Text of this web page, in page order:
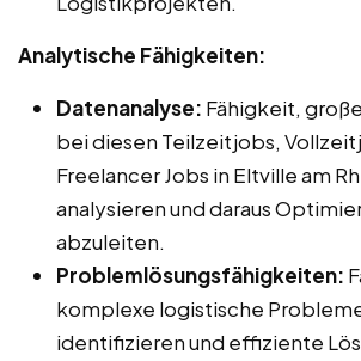
Analytische Fähigkeiten:
Datenanalyse: Fähigkeit,
bei diesen Teilzeitjobs,
Freelancer Jobs in Eltville am
analysieren und daraus
abzuleiten.
Problemlösungsfähigkeiten:
komplexe logistische
identifizieren und effiziente